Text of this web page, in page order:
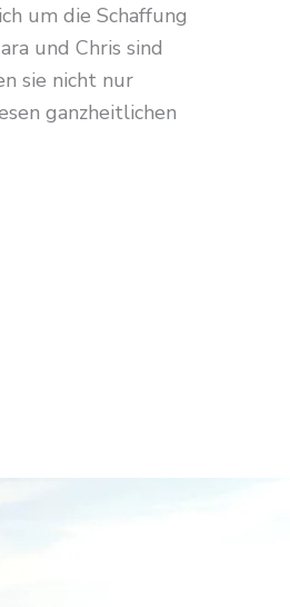
um die Schaffung
und Chris sind
sie nicht nur
ganzheitlichen